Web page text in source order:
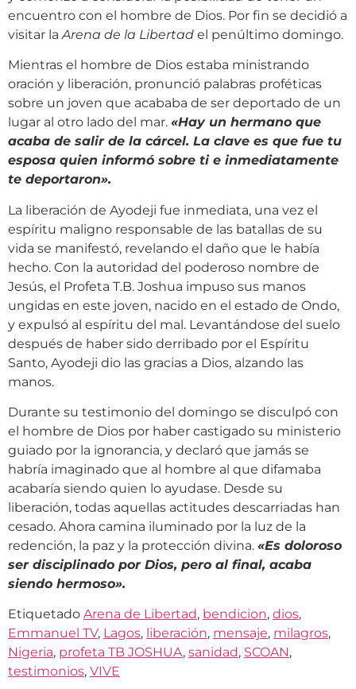
encuentro con el hombre de Dios. Por fin se decidió a
visitar la Arena de la Libertad el penúltimo domingo.
Mientras el hombre de Dios estaba ministrando
oración y liberación, pronunció palabras proféticas
sobre un joven que acababa de ser deportado de un
lugar al otro lado del mar. «Hay un hermano que
acaba de salir de la cárcel. La clave es que fue tu
esposa quien informó sobre ti e inmediatamente
te deportaron».
La liberación de Ayodeji fue inmediata, una vez el
espíritu maligno responsable de las batallas de su
vida se manifestó, revelando el daño que le había
hecho. Con la autoridad del poderoso nombre de
Jesús, el Profeta T.B. Joshua impuso sus manos
ungidas en este joven, nacido en el estado de Ondo,
y expulsó al espíritu del mal. Levantándose del suelo
después de haber sido derribado por el Espíritu
Santo, Ayodeji dio las gracias a Dios, alzando las
manos.
Durante su testimonio del domingo se disculpó con
el hombre de Dios por haber castigado su ministerio
guiado por la ignorancia, y declaró que jamás se
habría imaginado que al hombre al que difamaba
acabaría siendo quien lo ayudase. Desde su
liberación, todas aquellas actitudes descarriadas han
cesado. Ahora camina iluminado por la luz de la
redención, la paz y la protección divina. «Es doloroso
ser disciplinado por Dios, pero al final, acaba
siendo hermoso».
Etiquetado Arena de Libertad, bendicion, dios,
Emmanuel TV, Lagos, liberación, mensaje, milagros,
Nigeria, profeta TB JOSHUA, sanidad, SCOAN,
testimonios, VIVE